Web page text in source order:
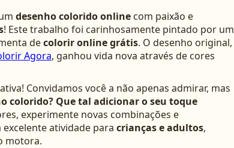
desenho colorido online com paixão e
! Este trabalho foi carinhosamente pintado por um
decolorir online grátis. O desenho original,
Agora, ganhou vida nova através de cores
Convidamos você a não apenas admirar, mas
colorido? Que tal adicionar o seu toque
experimente novas combinações e
atividade para crianças e adultos,
motora.